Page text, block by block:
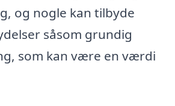
og nogle kan tilbyde
såsom grundig
som kan være en værdi